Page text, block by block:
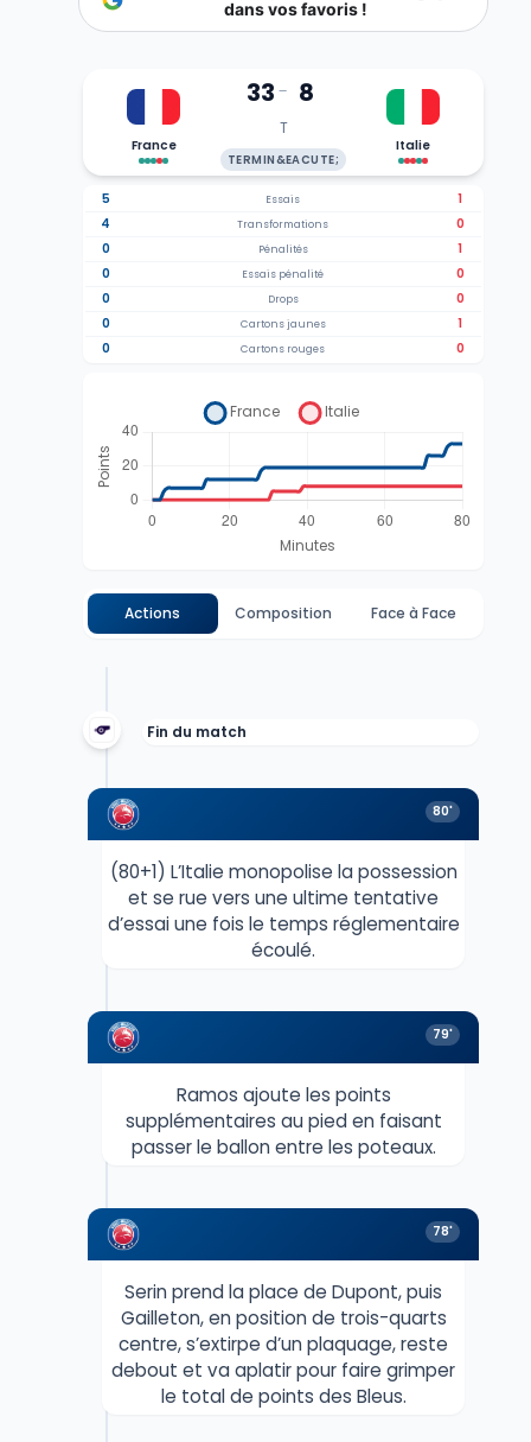
dans vos favoris !
France
33- 8
T
TERMIN&EACUTE;
Italie
5 Essais
1
4
Transformations
0
0
Pénalités
1
0
Essais pénalité
0
0
Drops
0
0
Cartons jaunes
1
0
Cartons rouges 0
Actions Composition Face à Face
Fin du match
80'
(80+1) L’Italie monopolise la possession
et se rue vers une ultime tentative
d’essai une fois le temps réglementaire
écoulé.
79'
Ramos ajoute les points
supplémentaires au pied en faisant
passer le ballon entre les poteaux.
78'
Serin prend la place de Dupont, puis
Gailleton, en position de trois-quarts
centre, s’extirpe d’un plaquage, reste
debout et va aplatir pour faire grimper
le total de points des Bleus.